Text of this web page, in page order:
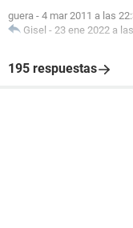
guera - 4 mar 2011 a las
Gisel - 23 ene 2022 a
195 respuestas